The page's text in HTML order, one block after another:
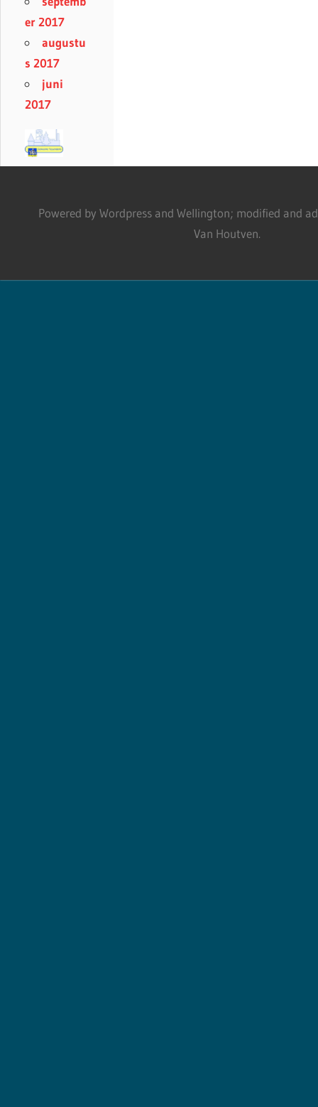
er 2017
augustu
s 2017
juni
2017
Powered by Wordpress and Wellington; modified and
Van Houtven.